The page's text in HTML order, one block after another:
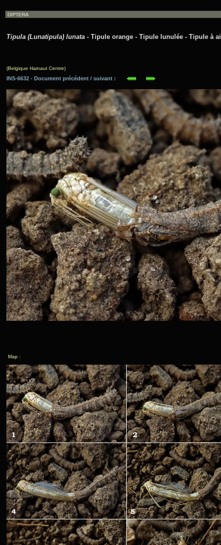
Tipula (Lunatipula) lunata - Tipule orange - Tipule lunulée - Tipule à
(Belgique Hainaut Centre)
INS-6632 - Document précédent / suivant :
Map :